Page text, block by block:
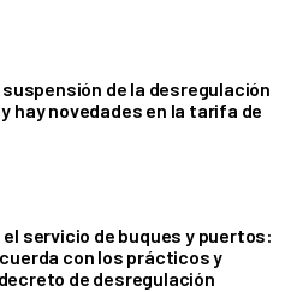
de la desregulación
hay novedades en la tarifa de
el servicio de buques y puertos:
con los prácticos y
de desregulación